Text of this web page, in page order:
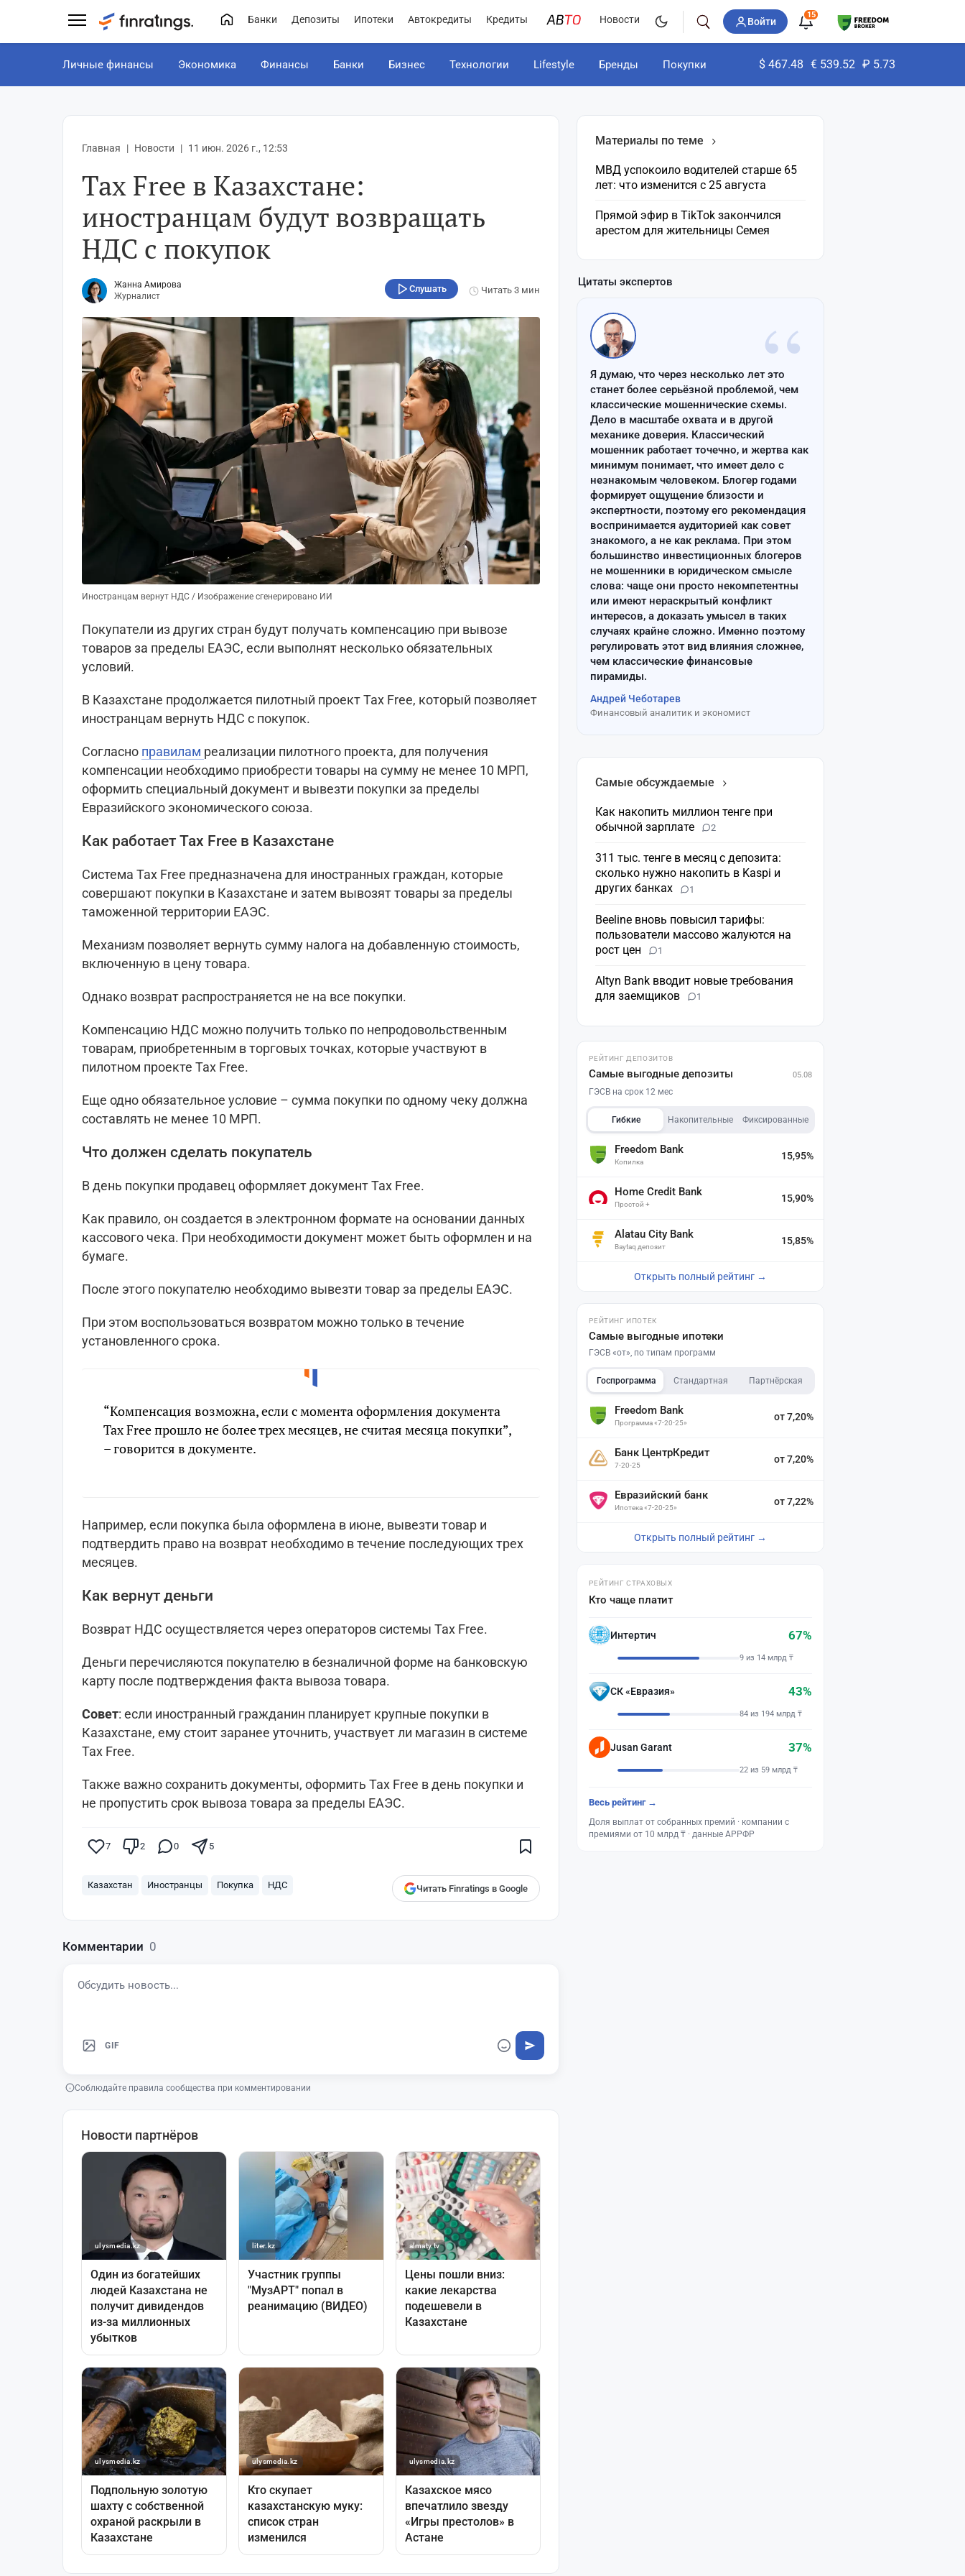
Банки Депозиты Ипотеки Автокредиты Кредиты Новости Войти
15
Личные финансы Экономика Финансы Банки Бизнес Технологии Lifestyle Бренды Покупки $ 467.48 € 539.52 ₽ 5.73
Главная Новости 11 июн. 2026 г., 12:53
Tax Free в Казахстане:
иностранцам будут возвращать
НДС с покупок
Жанна Амирова
Журналист
Слушать Читать3 мин
Иностранцам вернут НДС / Изображение сгенерировано ИИ
Покупатели из других стран будут получать компенсацию при вывозе
товаров за пределы ЕАЭС, если выполнят несколько обязательных
условий.
В Казахстане продолжается пилотный проект Tax Free, который позволяет
иностранцам вернуть НДС с покупок.
Согласно правилам реализации пилотного проекта, для получения
компенсации необходимо приобрести товары на сумму не менее 10 МРП,
оформить специальный документ и вывезти покупки за пределы
Евразийского экономического союза.
Как работает Tax Free в Казахстане
Система Tax Free предназначена для иностранных граждан, которые
совершают покупки в Казахстане и затем вывозят товары за пределы
таможенной территории ЕАЭС.
Механизм позволяет вернуть сумму налога на добавленную стоимость,
включенную в цену товара.
Однако возврат распространяется не на все покупки.
Компенсацию НДС можно получить только по непродовольственным
товарам, приобретенным в торговых точках, которые участвуют в
пилотном проекте Tax Free.
Еще одно обязательное условие – сумма покупки по одному чеку должна
составлять не менее 10 МРП.
Что должен сделать покупатель
В день покупки продавец оформляет документ Tax Free.
Как правило, он создается в электронном формате на основании данных
кассового чека. При необходимости документ может быть оформлен и на
бумаге.
После этого покупателю необходимо вывезти товар за пределы ЕАЭС.
При этом воспользоваться возвратом можно только в течение
установленного срока.
“Компенсация возможна, если с момента оформления документа
Tax Free прошло не более трех месяцев, не считая месяца покупки”,
– говорится в документе.
Например, если покупка была оформлена в июне, вывезти товар и
подтвердить право на возврат необходимо в течение последующих трех
месяцев.
Как вернут деньги
Возврат НДС осуществляется через операторов системы Tax Free.
Деньги перечисляются покупателю в безналичной форме на банковскую
карту после подтверждения факта вывоза товара.
Совет: если иностранный гражданин планирует крупные покупки в
Казахстане, ему стоит заранее уточнить, участвует ли магазин в системе
Tax Free.
Также важно сохранить документы, оформить Tax Free в день покупки и
не пропустить срок вывоза товара за пределы ЕАЭС.
7 2 0 5
Казахстан Иностранцы Покупка НДС Читать Finratings в Google
Finratings.kz
Комментарии 0
GIF
Соблюдайте правила сообщества при комментировании
Материалы по теме
МВД успокоило водителей старше 65
лет: что изменится с 25 августа
Прямой эфир в TikTok закончился
арестом для жительницы Семея
Цитаты экспертов
“
Я думаю, что через несколько лет это
станет более серьёзной проблемой, чем
классические мошеннические схемы.
Дело в масштабе охвата и в другой
механике доверия. Классический
мошенник работает точечно, и жертва как
минимум понимает, что имеет дело с
незнакомым человеком. Блогер годами
формирует ощущение близости и
экспертности, поэтому его рекомендация
воспринимается аудиторией как совет
знакомого, а не как реклама. При этом
большинство инвестиционных блогеров
не мошенники в юридическом смысле
слова: чаще они просто некомпетентны
или имеют нераскрытый конфликт
интересов, а доказать умысел в таких
случаях крайне сложно. Именно поэтому
регулировать этот вид влияния сложнее,
чем классические финансовые
пирамиды.
Андрей Чеботарев
Финансовый аналитик и экономист
Самые обсуждаемые
Как накопить миллион тенге при
обычной зарплате
2
311 тыс. тенге в месяц с депозита:
сколько нужно накопить в Kaspi и
других банках
1
Beeline вновь повысил тарифы:
пользователи массово жалуются на
рост цен
1
Altyn Bank вводит новые требования
для заемщиков
1
РЕЙТИНГ ДЕПОЗИТОВ
Самые выгодные депозиты 05.08
ГЭСВ на срок 12 мес
Гибкие Накопительные Фиксированные
Freedom Bank
Копилка
15,95%
Home Credit Bank
Простой +
15,90%
Alatau City Bank
Baytaq депозит
15,85%
Открыть полный рейтинг →
РЕЙТИНГ ИПОТЕК
Самые выгодные ипотеки
ГЭСВ «от», по типам программ
Госпрограмма Стандартная Партнёрская
Freedom Bank
Программа «7-20-25»
от 7,20%
Банк ЦентрКредит
7-20-25
от 7,20%
Евразийский банк
Ипотека «7-20-25»
от 7,22%
Открыть полный рейтинг →
РЕЙТИНГ СТРАХОВЫХ
Кто чаще платит
Интертич 67%
9 из 14 млрд ₸
СК «Евразия» 43%
84 из 194 млрд ₸
Jusan Garant 37%
22 из 59 млрд ₸
Весь рейтинг →
Доля выплат от собранных премий · компании с
премиями от 10 млрд ₸ · данные АРРФР